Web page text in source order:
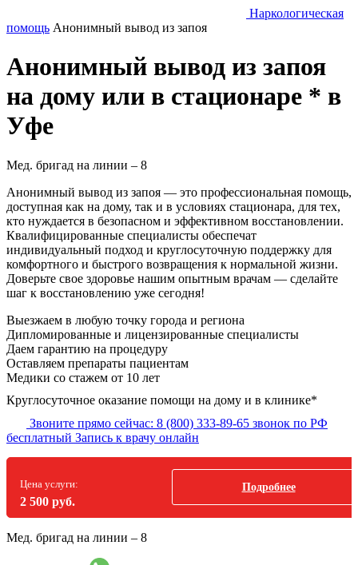
Наркологическая
помощь Анонимный вывод из запоя
Анонимный вывод из запоя
на дому или в стационаре * в
Уфе
Мед. бригад на линии – 8
Анонимный вывод из запоя — это профессиональная помощь,
доступная как на дому, так и в условиях стационара, для тех,
кто нуждается в безопасном и эффективном восстановлении.
Квалифицированные специалисты обеспечат
индивидуальный подход и круглосуточную поддержку для
комфортного и быстрого возвращения к нормальной жизни.
Доверьте свое здоровье нашим опытным врачам — сделайте
шаг к восстановлению уже сегодня!
Выезжаем в любую точку города и региона
Дипломированные и лицензированные специалисты
Даем гарантию на процедуру
Оставляем препараты пациентам
Медики со стажем от 10 лет
Круглосуточное оказание помощи на дому и в клинике*
Звоните прямо сейчас: 8 (800) 333-89-65 звонок по РФ
бесплатный Запись к врачу онлайн
Цена услуги:
2 500 руб.
Подробнее
Мед. бригад на линии – 8